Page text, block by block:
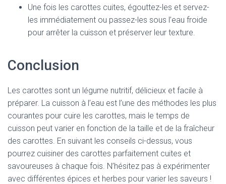
Une fois les carottes cuites, égouttez-les et servez-
les immédiatement ou passez-les sous l’eau froide
pour arrêter la cuisson et préserver leur texture.
Conclusion
Les carottes sont un légume nutritif, délicieux et facile à
préparer. La cuisson à l’eau est l’une des méthodes les plus
courantes pour cuire les carottes, mais le temps de
cuisson peut varier en fonction de la taille et de la fraîcheur
des carottes. En suivant les conseils ci-dessus, vous
pourrez cuisiner des carottes parfaitement cuites et
savoureuses à chaque fois. N’hésitez pas à expérimenter
avec différentes épices et herbes pour varier les saveurs !